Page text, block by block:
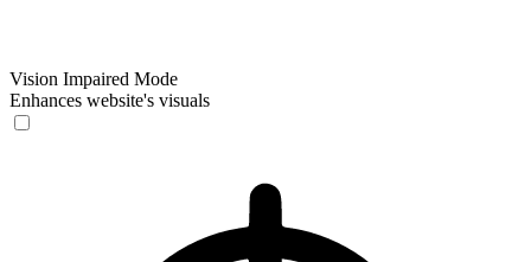
Vision Impaired Mode
Enhances website's visuals